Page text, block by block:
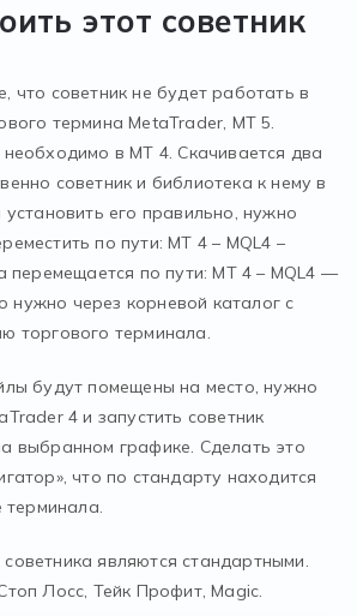
этот советник
что советник не будет работать в
термина MetaTrader, MT 5.
в MT 4. Скачивается два
советник и библиотека к нему в
его правильно, нужно
по пути: MT 4 – MQL4 –
перемещается по пути: MT 4 – MQL4 —
нужно через корневой каталог с
торгового терминала.
будут помещены на место, нужно
4 и запустить советник
выбранном графике. Сделать это
что по стандарту находится
терминала.
являются стандартными.
Лосс, Тейк Профит, Magic.